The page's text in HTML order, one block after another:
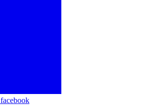
facebook